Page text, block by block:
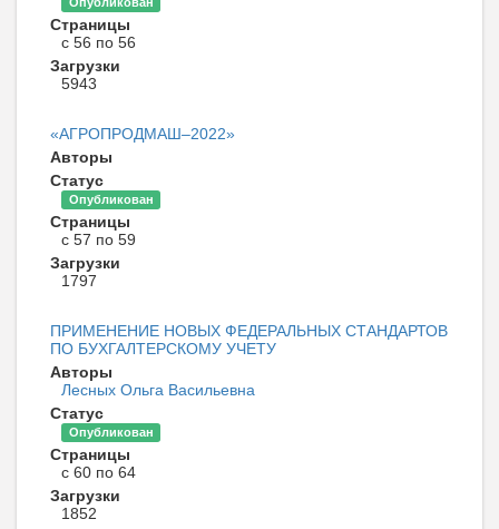
Страницы
с 56 по 56
Загрузки
5943
«АГРОПРОДМАШ–2022»
Авторы
Статус
Опубликован
Страницы
с 57 по 59
Загрузки
1797
ПРИМЕНЕНИЕ НОВЫХ ФЕДЕРАЛЬНЫХ СТАНДАРТОВ
ПО БУХГАЛТЕРСКОМУ УЧЕТУ
Авторы
Лесных Ольга Васильевна
Статус
Опубликован
Страницы
с 60 по 64
Загрузки
1852